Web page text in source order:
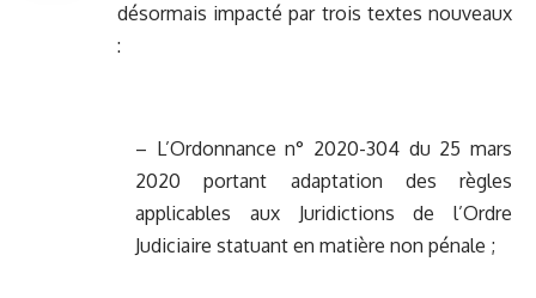
désormais impacté par trois textes nouveaux
:
– L’Ordonnance n° 2020-304 du 25 mars
2020 portant adaptation des règles
applicables aux Juridictions de l’Ordre
Judiciaire statuant en matière non pénale ;